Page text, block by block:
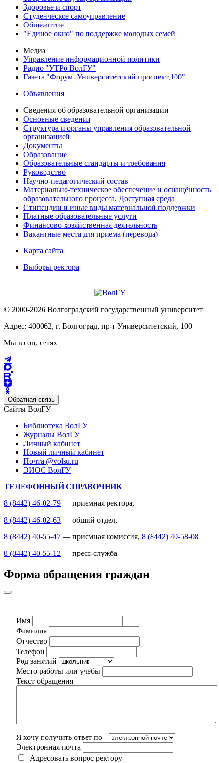
Здоровье и спорт
Студенческое самоуправление
Общежитие
"Единое окно" по поддержке молодых семей
Медиа
Управление информационной политики
Радио "УТРо ВолГУ"
Газета "Форум. Университетский проспект,100"
Объявления
Сведения об образовательной организации
Основные сведения
Структура и органы управления образовательной
организацией
Документы
Образование
Образовательные стандарты и требования
Руководство
Научно-педагогический состав
Материально-техническое обеспечение и оснащённость
образовательного процесса. Доступная среда
Стипендии и иные виды материальной поддержки
Платные образовательные услуги
Финансово-хозяйственная деятельность
Вакантные места для приема (перевода)
Карта сайта
Выборы ректора
© 2000-2026 Волгоградский государственный университет
Адрес: 400062, г. Волгоград, пр-т Университетский, 100
Мы в соц. сетях
Обратная связь
Сайты ВолГУ
Библиотека ВолГУ
Журналы ВолГУ
Личный кабинет
Новый личный кабинет
Почта @volsu.ru
ЭИОС ВолГУ
ТЕЛЕФОННЫЙ СПРАВОЧНИК
8 (8442) 46-02-79 — приемная ректора,
8 (8442) 46-02-63 — общий отдел,
8 (8442) 40-55-47 — приемная комиссия, 8 (8442) 40-58-08
8 (8442) 40-55-12 — пресс-служба
Форма обращения граждан
Имя
Фамилия
Отчество
Телефон
Род занятий
Место работы или учебы
Текст обращения
Я хочу получить ответ по
Электронная почта
Адресовать вопрос ректору